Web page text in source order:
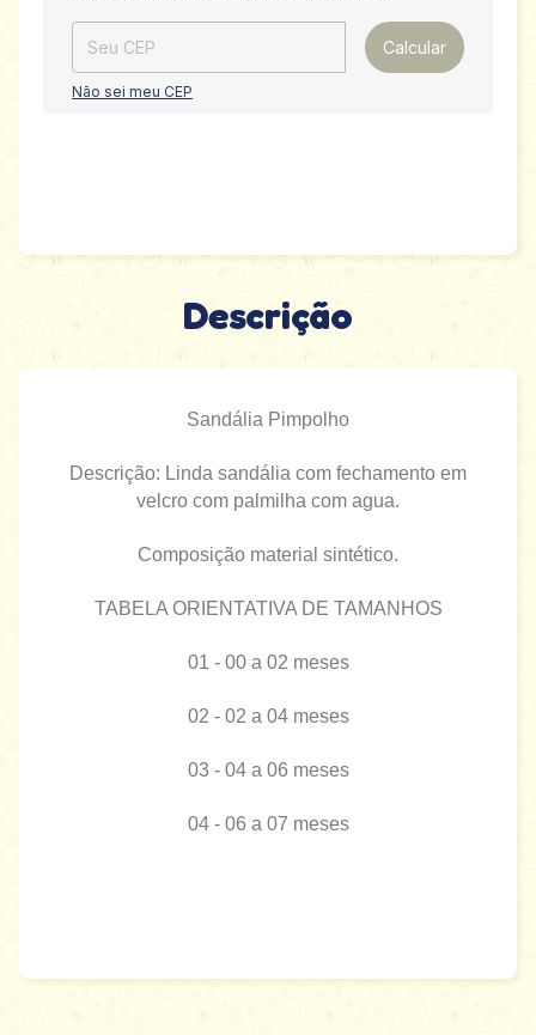
Calcular
Não sei meu CEP
Descrição
Sandália Pimpolho
Descrição: Linda sandália com fechamento em
velcro com palmilha com agua.
Composição material sintético.
TABELA ORIENTATIVA DE TAMANHOS
01 - 00 a 02 meses
02 - 02 a 04 meses
03 - 04 a 06 meses
04 - 06 a 07 meses